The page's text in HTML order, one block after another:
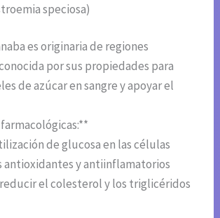
speciosa)
es originaria de regiones
por sus propiedades para
de azúcar en sangre y apoyar el
de glucosa en las células
antioxidantes y antiinflamatorios
el colesterol y los triglicéridos